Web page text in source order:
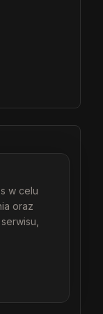
w celu
oraz